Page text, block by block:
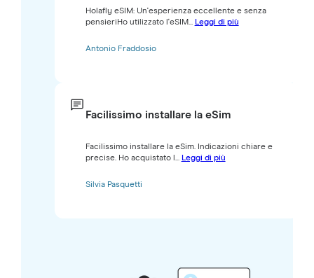
Holafly eSIM: Un'esperienza eccellente e senza
pensieri ​Ho utilizzato l'eSIM... Leggi di più
Antonio Fraddosio
Facilissimo installare la eSim
Facilissimo installare la eSim. Indicazioni chiare e
precise. Ho acquistato l... Leggi di più
Silvia Pasquetti